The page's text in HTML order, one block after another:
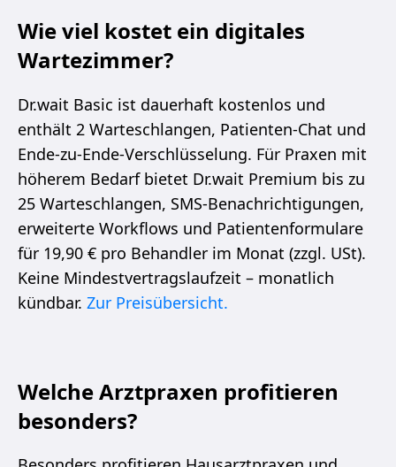
Wie viel kostet ein digitales
Wartezimmer?
Dr.wait Basic ist dauerhaft kostenlos und
enthält 2 Warteschlangen, Patienten-Chat und
Ende-zu-Ende-Verschlüsselung. Für Praxen mit
höherem Bedarf bietet Dr.wait Premium bis zu
25 Warteschlangen, SMS-Benachrichtigungen,
erweiterte Workflows und Patientenformulare
für 19,90 € pro Behandler im Monat (zzgl. USt).
Keine Mindestvertragslaufzeit – monatlich
kündbar. Zur Preisübersicht.
Welche Arztpraxen profitieren
besonders?